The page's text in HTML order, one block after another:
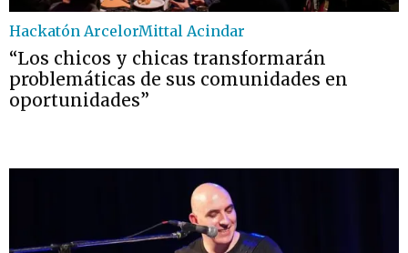
Hackatón ArcelorMittal Acindar
“Los chicos y chicas transformarán
problemáticas de sus comunidades en
oportunidades”